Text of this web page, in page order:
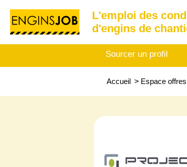
L'emploi des
d'engins de
Sourcer un profil
Accueil > Espace